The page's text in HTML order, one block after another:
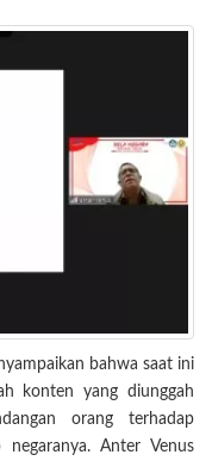
bahwa saat ini
konten yang diunggah
orang terhadap
negaranya. Anter Venus